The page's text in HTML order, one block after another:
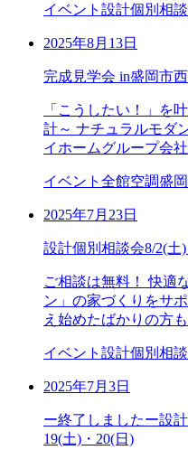
イベント 設計個別相
2025年8月13日
完成見学会 in盛岡市
「こうしたい！」を
計～ ナチュラルモダ
イホームグループ会
イベント 全館空調盛
2025年7月23日
設計個別相談会8/2(土
ご相談は無料！ 快適
ン」の家づくりをサ
え始めたばかりの方
イベント 設計個別相
2025年7月3日
ー終了しましたー設
19(土)・20(日)